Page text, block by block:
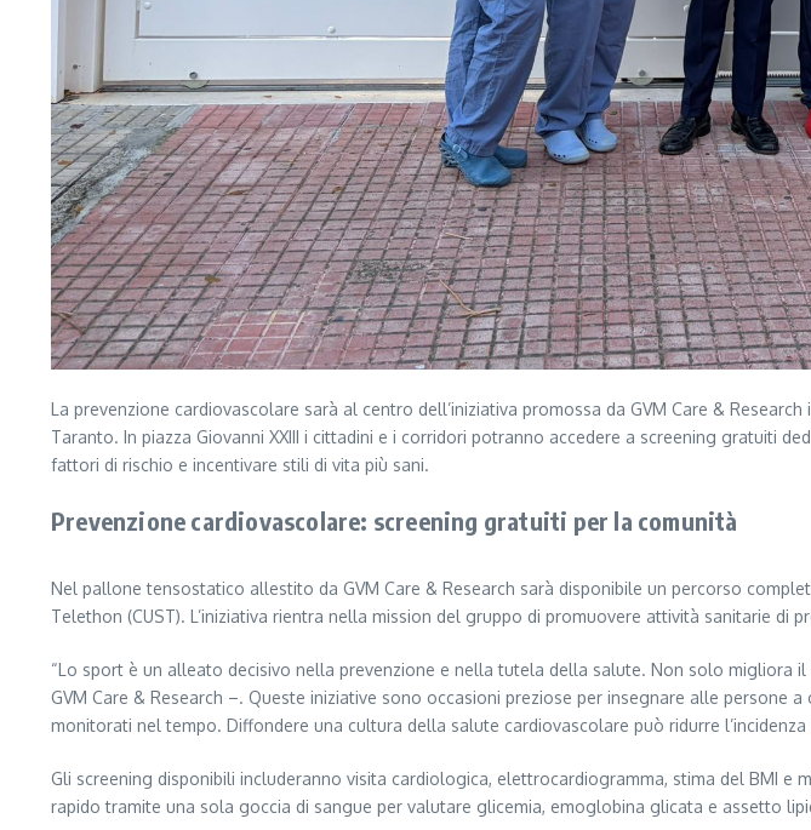
La prevenzione cardiovascolare sarà al centro dell’iniziativa promossa da GVM Care &
Taranto. In piazza Giovanni XXIII i cittadini e i corridori potranno accedere a screening gratuiti
fattori di rischio e incentivare stili di vita più sani.
Prevenzione cardiovascolare: screening gratuiti per la comunità
Nel pallone tensostatico allestito da GVM Care & Research sarà disponibile un percorso
Telethon (CUST). L’iniziativa rientra nella mission del gruppo di promuovere attività sanitarie
“Lo sport è un alleato decisivo nella prevenzione e nella tutela della salute. Non solo migliora
GVM Care & Research –. Queste iniziative sono occasioni preziose per insegnare alle persone
monitorati nel tempo. Diffondere una cultura della salute cardiovascolare può ridurre
Gli screening disponibili includeranno visita cardiologica, elettrocardiogramma, stima del BMI
rapido tramite una sola goccia di sangue per valutare glicemia, emoglobina glicata e assetto